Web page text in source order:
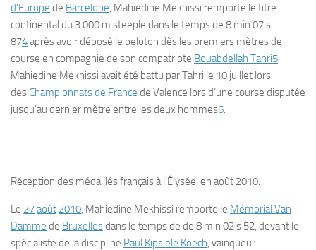
d’Europe de Barcelone, Mahiedine Mekhissi remporte le titre
continental du 3 000 m steeple dans le temps de 8 min 07 s
874après avoir déposé le peloton dès les premiers mètres de
course en compagnie de son compatriote Bouabdellah Tahri5.
Mahiedine Mekhissi avait été battu par Tahri le 10 juillet lors
des Championnats de France de Valence lors d’une course disputée
jusqu’au dernier mètre entre les deux hommes6.
Réception des médaillés français à l’Élysée, en août 2010.
Le 27août 2010, Mahiedine Mekhissi remporte le Mémorial Van
Damme de Bruxellesdans le temps de de 8 min 02 s 52, devant le
spécialiste de la discipline Paul Kipsiele Koech, vainqueur